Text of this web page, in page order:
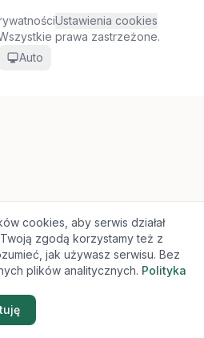
Ustawienia cookies
prawa zastrzeżone.
Auto
cookies, aby serwis działał
zgodą korzystamy też z
jak używasz serwisu. Bez
plików analitycznych. Polityka